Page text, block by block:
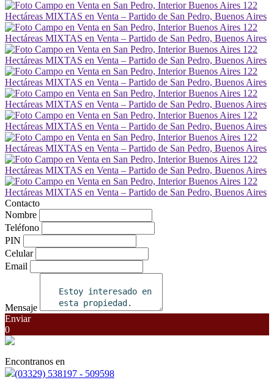
Contacto
Nombre
Teléfono
PIN
Celular
Email
Mensaje
Enviar
0
Encontranos en
(03329) 538197 - 509598